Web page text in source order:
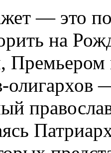
— это
на
олигархов